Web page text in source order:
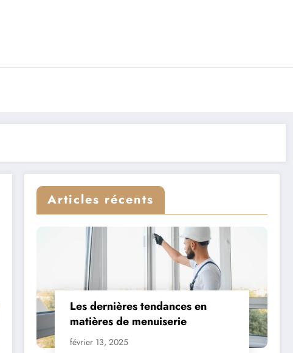
Articles récents
Les dernières tendances en
matières de menuiserie
février 13, 2025